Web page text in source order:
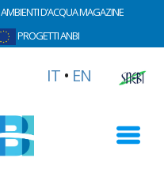
AMBIENTI D’ACQUA MAGAZINE
PROGETTI ANBI
IT • EN